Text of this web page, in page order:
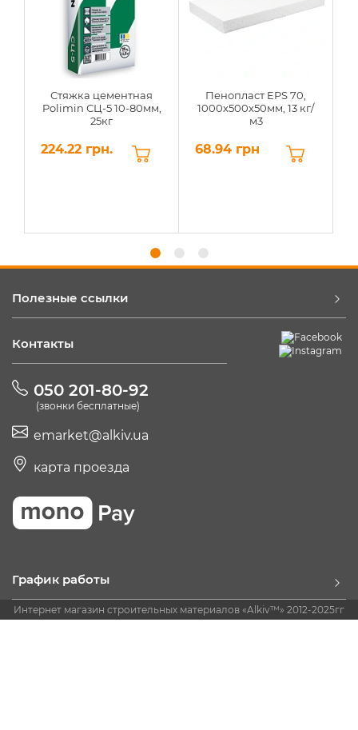
Стяжка цементная
Polimin СЦ-5 10-80мм,
25кг
224.22 грн.
Пенопласт EPS 70,
1000х500х50мм, 13 кг/
м3
68.94 грн
Полезные ссылки
Контакты
050 201-80-92
(звонки бесплатные)
emarket@alkiv.ua
карта проезда
График работы
Интернет магазин строительных материалов «Alkiv™» 2012-2025гг